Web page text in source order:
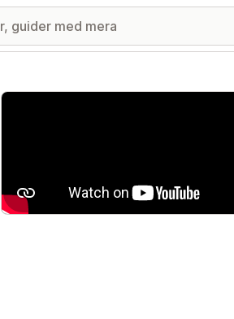
Galleri med utvalda bilder